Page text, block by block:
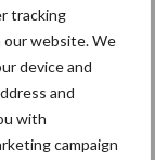
tracking
our website. We
device and
and
with
campaign
MARS rapport
bietenpulp
de prijzen van